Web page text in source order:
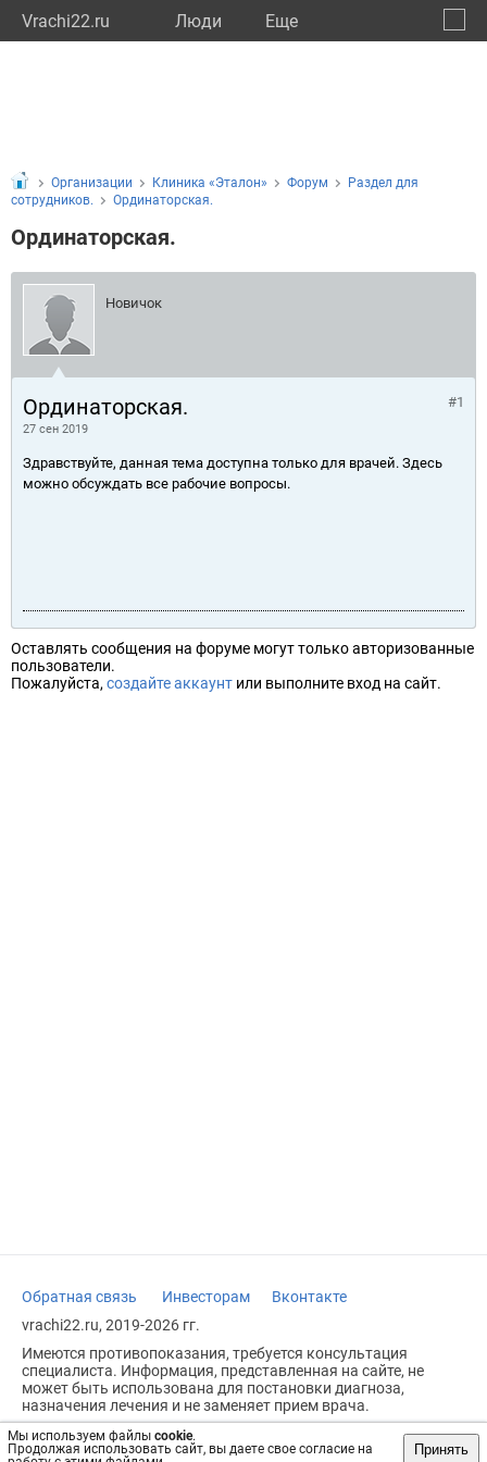
Vrachi22.ru Люди Eще
Мы используем файлы cookie.
Продолжая использовать сайт, вы даете свое согласие на
Принять
Организации Клиника «Эталон» Форум
Раздел для
сотрудников.
Ординаторская.
Ординаторская.
Новичок
Ординаторская.
27 сен 2019
#1
Здравствуйте, данная тема доступна только для врачей. Здесь
можно обсуждать все рабочие вопросы.
Оставлять сообщения на форуме могут только авторизованные
пользователи.
Пожалуйста, создайте аккаунт или выполните вход на сайт.
Обратная связь Инвесторам
Вконтакте
vrachi22.ru, 2019-2026 гг.
Имеются противопоказания, требуется консультация
специалиста. Информация, представленная на сайте, не
может быть использована для постановки диагноза,
назначения лечения и не заменяет прием врача.
Возрастное ограничение: 18+